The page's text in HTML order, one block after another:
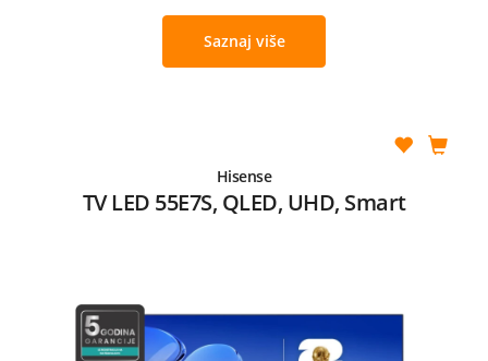
Saznaj više
Hisense
TV LED 55E7S, QLED, UHD, Smart